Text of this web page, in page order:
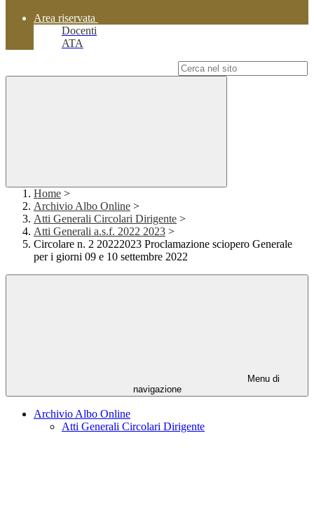
Area riservata
Docenti
ATA
Home >
Archivio Albo Online >
Atti Generali Circolari Dirigente >
Atti Generali a.s.f. 2022 2023 >
Circolare n. 2 20222023 Proclamazione sciopero Generale
per i giorni 09 e 10 settembre 2022
Menu di
navigazione
Archivio Albo Online
Atti Generali Circolari Dirigente